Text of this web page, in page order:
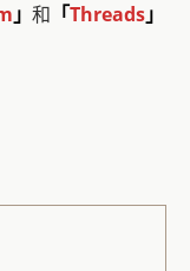
」 和 「Threads」